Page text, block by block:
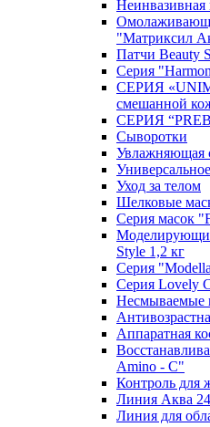
Неинвазивная
"Матриксил
Патчи Beauty
Серия
СЕРИЯ
смешанной
СЕРИЯ
Сыворотки
Увлажняющая
Уход за телом
Шелковые
Серия масок
Style 1,2 кг
Серия
Cерия Lovely
Несмываемые
Аппаратная
Amino - C"
Контроль для
Линия Аква 24
Линия для